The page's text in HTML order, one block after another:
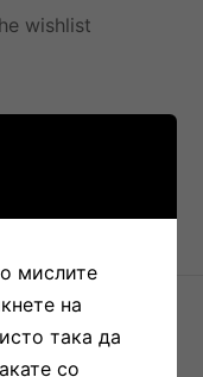
wishlist
мислите
на
така да
со